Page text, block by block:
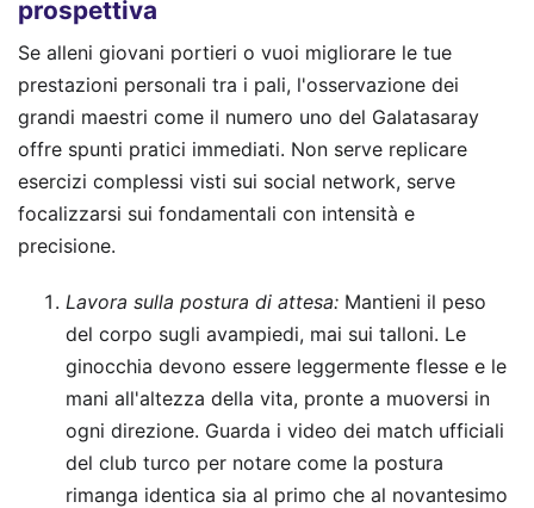
prospettiva
Se alleni giovani portieri o vuoi migliorare le tue
prestazioni personali tra i pali, l'osservazione dei
grandi maestri come il numero uno del Galatasaray
offre spunti pratici immediati. Non serve replicare
esercizi complessi visti sui social network, serve
focalizzarsi sui fondamentali con intensità e
precisione.
Lavora sulla postura di attesa: Mantieni il peso
del corpo sugli avampiedi, mai sui talloni. Le
ginocchia devono essere leggermente flesse e le
mani all'altezza della vita, pronte a muoversi in
ogni direzione. Guarda i video dei match ufficiali
del club turco per notare come la postura
rimanga identica sia al primo che al novantesimo